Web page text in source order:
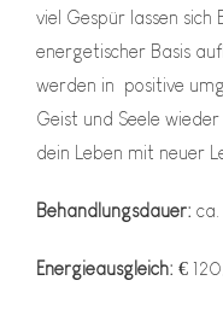
viel Gespür lassen
energetischer Basis
werden in positive
Geist und Seele
dein Leben mit neuer
Behandlungsdauer: ca.
Energieausgleich: €